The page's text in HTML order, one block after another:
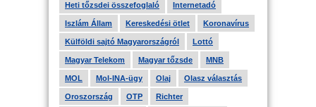
Heti tőzsdei összefoglaló Internetadó
Iszlám Állam Kereskedési ötlet Koronavírus
Külföldi sajtó Magyarországról Lottó
Magyar Telekom Magyar tőzsde MNB
MOL Mol-INA-ügy Olaj Olasz választás
Oroszország OTP Richter